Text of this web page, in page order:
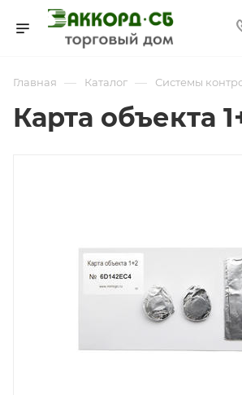
Главная — Каталог — Системы
Карта объекта